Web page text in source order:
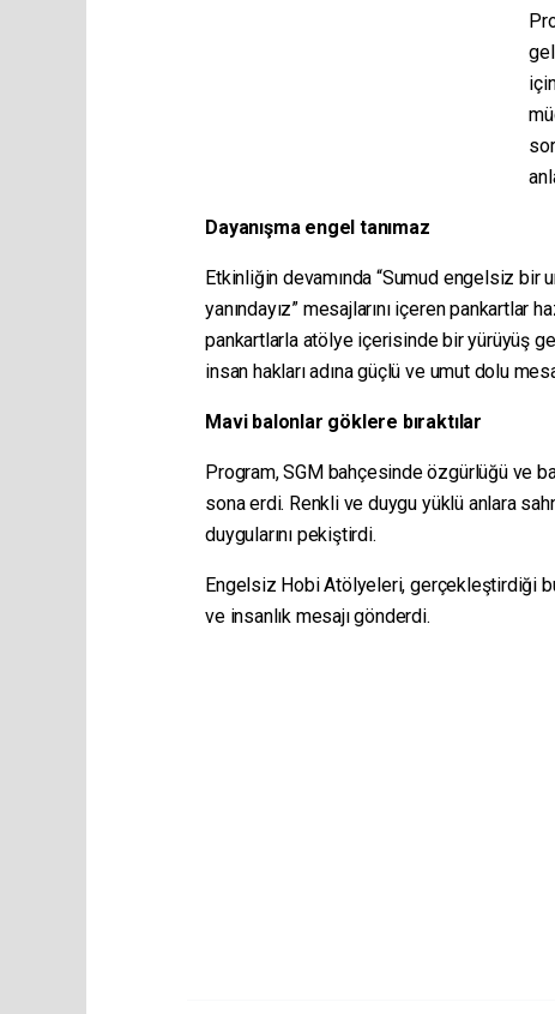
Dayanışma engel tanımaz
Etkinliğin devamında “Sumud engelsiz bir
yanındayız” mesajlarını içeren pankartlar
pankartlarla atölye içerisinde bir yürüyüş
insan hakları adına güçlü ve umut dolu
Mavi balonlar göklere bıraktılar
Program, SGM bahçesinde özgürlüğü ve
sona erdi. Renkli ve duygu yüklü anlara
duygularını pekiştirdi.
Engelsiz Hobi Atölyeleri, gerçekleştirdiği
ve insanlık mesajı gönderdi.